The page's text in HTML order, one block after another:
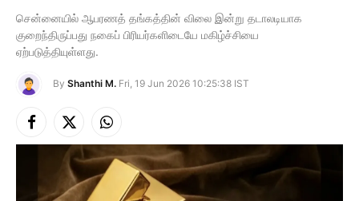
சென்னையில் ஆபரணத் தங்கத்தின் விலை இன்று தடாலடியாக
குறைந்திருப்பது நகைப் பிரியர்களிடையே மகிழ்ச்சியை
ஏற்படுத்தியுள்ளது.
By Shanthi M. Fri, 19 Jun 2026 10:25:38 IST
Facebook
X
(Twitter)
Instagram